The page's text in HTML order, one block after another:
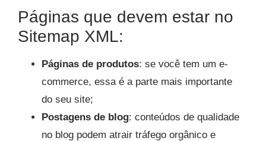
Páginas que devem estar no
Sitemap XML:
Páginas de produtos: se você tem um e-
commerce, essa é a parte mais importante
do seu site;
Postagens de blog: conteúdos de qualidade
no blog podem atrair tráfego orgânico e